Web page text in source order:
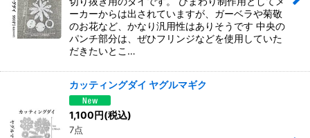
ーカーからは出されていますが、ガーベラや菊敬
のお花など、かなり汎用性はありそうです 中央の
パンチ部分は、ぜひフリンジなどを使用していた
だきたいとこ…
カッティングダイ ヤグルマギク
1,100円(税込)
7点